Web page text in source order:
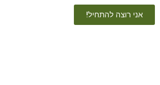
אני רוצה להתחיל!